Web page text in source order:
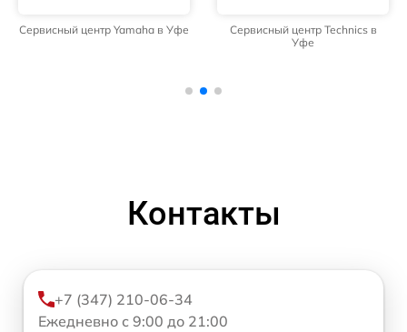
Сервисный центр Yamaha в Уфе
Сервисный центр Technics в
Уфе
Контакты
+7 (347) 210-06-34
Ежедневно с 9:00 до 21:00